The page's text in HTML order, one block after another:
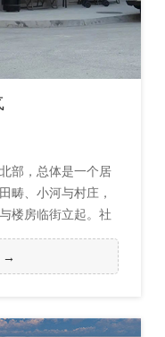
部，总体是一个居
畴、小河与村庄，
楼房临街立起。社
治理体系、统一项
能够落实国民经济
空间的建设安排和
→